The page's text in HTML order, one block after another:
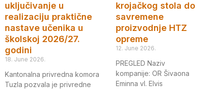
uključivanje u
realizaciju praktične
nastave učenika u
školskoj 2026/27.
godini
18. June 2026.
Kantonalna privredna komora
Tuzla pozvala je privredne
krojačkog stola do
savremene
proizvodnje HTZ
opreme
12. June 2026.
PREGLED Naziv
kompanije: OR Šivaona
Eminna vl. Elvis